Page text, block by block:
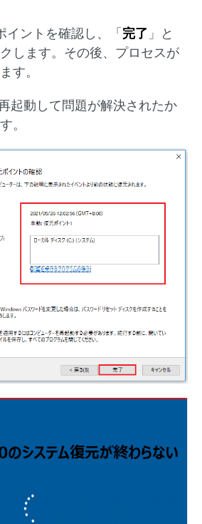
イントを確認し、「 完了 」と
します。その後、プロセスが
す。
起動して問題が解決されたか
。